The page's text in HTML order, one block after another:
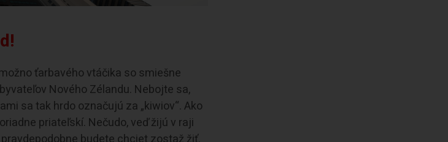
ťarbavého vtáčika so smiešne
Nového Zélandu. Nebojte sa,
sa tak hrdo označujú za „kiwiov“. Ako
priateľskí. Nečudo, veď žijú v raji